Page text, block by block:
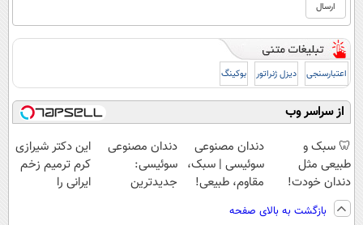
اعتبارسنجی دیزل ژنراتور بوکینگ
از سراسر وب
🦷 سبک و
طبیعی مثل
دندان خودت!
نصب آسان و
پرداخت اقساطی
دندان مصنوعی
سوئیسی | سبک،
مقاوم، طبیعی!
رایگان+پرداخت
دندان مصنوعی
سوئیسی:
جدیدترین
این دکتر شیرازی
کرم ترمیم زخم
ایرانی را
بازگشت به بالای صفحه